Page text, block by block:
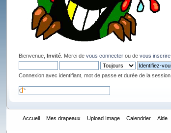
Bienvenue,Invité . Merci devous connecter ou devous inscrire
Connexion avec identifiant, mot de passe et durée de la session
Accueil Mes drapeaux Upload Image Calendrier Aide